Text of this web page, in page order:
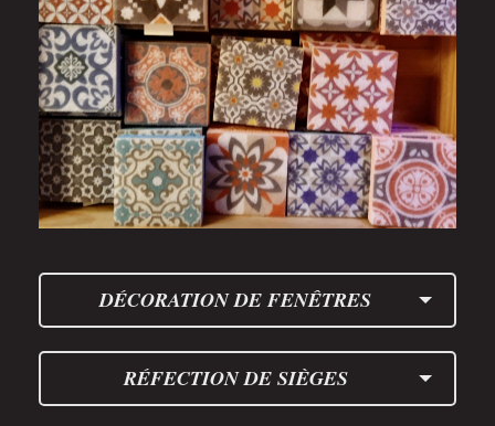
DÉCORATION DE FENÊTRES
RÉFECTION DE SIÈGES